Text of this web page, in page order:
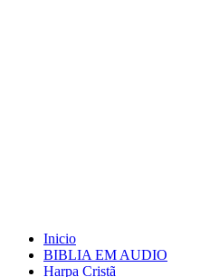
Inicio
BIBLIA EM AUDIO
Harpa Cristã